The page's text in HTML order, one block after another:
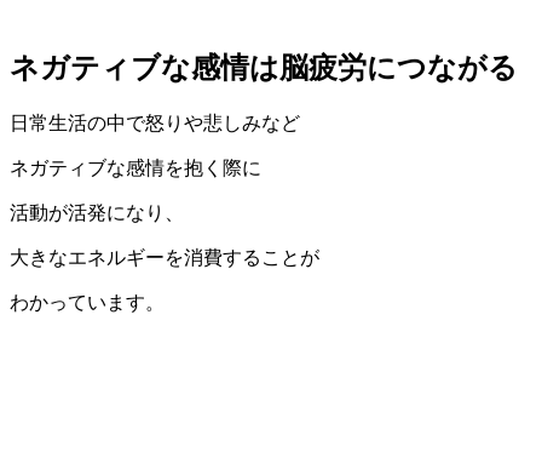
ネガティブな感情は脳疲労につながる
日常生活の中で怒りや悲しみなど
ネガティブな感情を抱く際に
活動が活発になり、
大きなエネルギーを消費することが
わかっています。